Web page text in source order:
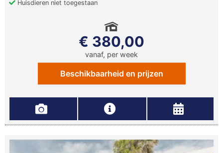
Huisdieren niet toegestaan
€ 380,00
vanaf, per week
Beschikbaarheid en prijzen